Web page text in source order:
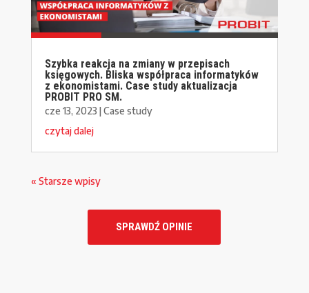
Szybka reakcja na zmiany w przepisach
księgowych. Bliska współpraca informatyków
z ekonomistami. Case study aktualizacja
PROBIT PRO SM.
cze 13, 2023 |Case study
czytaj dalej
« Starsze wpisy
SPRAWDŹ OPINIE